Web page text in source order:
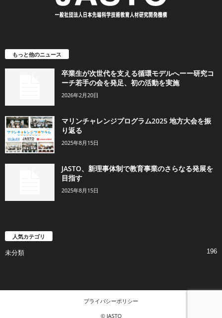
もっと他のニュース
卒業生が次世代を支える循環モデルへーー研究コ
ーチ若手の会を発足、初の活動を実施
2026年2月20日
マリンチャレンジプログラム2025 地方大会を振
り返る
2025年8月15日
JASTO、新理事体制で教育事業のさらなる発展を
目指す
2025年8月15日
人気カテゴリ
未分類 196
プライバシーポリシー
© JASTO